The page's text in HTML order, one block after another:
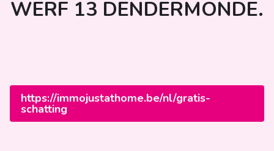
WERF 13 DENDERMONDE.
https://immojustathome.be/nl/gratis-
schatting